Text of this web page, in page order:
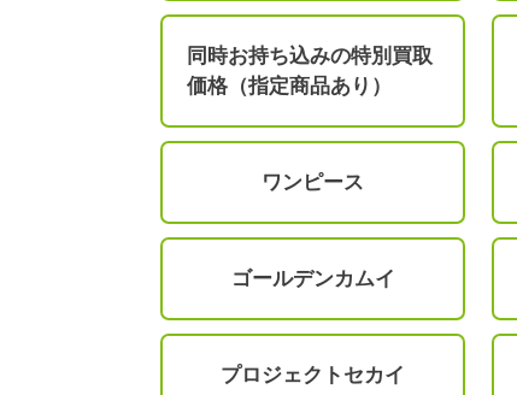
同時お持ち込みの特別買取
価格（指定商品あり）
ワンピース
ゴールデンカムイ
プロジェクトセカイ